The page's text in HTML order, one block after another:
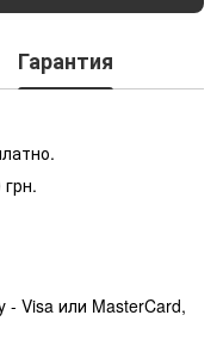
Гарантия
- Visa или MasterCard,